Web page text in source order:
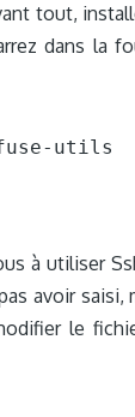
tout,
dans la
utils
à utiliser
avoir saisi,
le